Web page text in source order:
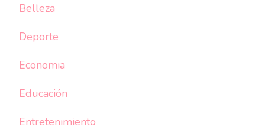
Belleza
Deporte
Economia
Educación
Entretenimiento